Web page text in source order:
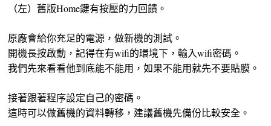
（左）舊版Home鍵有按壓的力回饋。
原廠會給你充足的電源，做新機的測試。
開機長按啟動，記得在有wifi的環境下，輸入wifi密碼。
我們先來看看他到底能不能用，如果不能用就先不要貼膜。
接著跟著程序設定自己的密碼。
這時可以做舊機的資料轉移，建議舊機先備份比較安全。